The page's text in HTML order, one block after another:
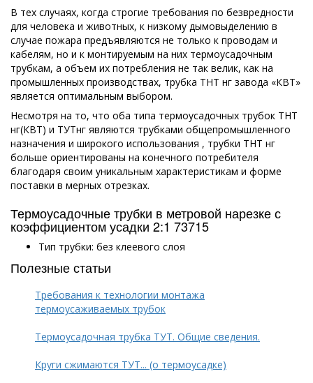
В тех случаях, когда строгие требования по безвредности
для человека и животных, к низкому дымовыделению в
случае пожара предъявляются не только к проводам и
кабелям, но и к монтируемым на них термоусадочным
трубкам, а объем их потребления не так велик, как на
промышленных производствах, трубка ТНТ нг завода «КВТ»
является оптимальным выбором.
Несмотря на то, что оба типа термоусадочных трубок ТНТ
нг(КВТ) и ТУТнг являются трубками общепромышленного
назначения и широкого использования , трубки ТНТ нг
больше ориентированы на конечного потребителя
благодаря своим уникальным характеристикам и форме
поставки в мерных отрезках.
Термоусадочные трубки в метровой нарезке с
коэффициентом усадки 2:1 73715
Тип трубки: без клеевого слоя
Полезные статьи
Требования к технологии монтажа
термоусаживаемых трубок
Термоусадочная трубка ТУТ. Общие сведения.
Круги сжимаются ТУТ... (о термоусадке)